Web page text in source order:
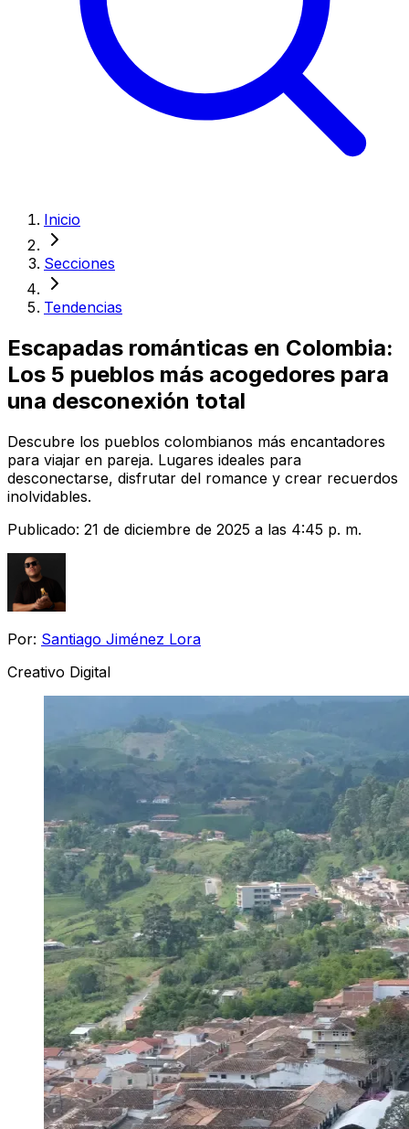
Inicio
Secciones
Tendencias
Escapadas románticas en Colombia:
Los 5 pueblos más acogedores para
una desconexión total
Descubre los pueblos colombianos más encantadores
para viajar en pareja. Lugares ideales para
desconectarse, disfrutar del romance y crear recuerdos
inolvidables.
Publicado: 21 de diciembre de 2025 a las 4:45 p. m.
Por: Santiago Jiménez Lora
Creativo Digital